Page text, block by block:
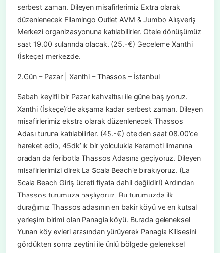
serbest zaman. Dileyen misafirlerimiz Extra olarak
düzenlenecek Filamingo Outlet AVM & Jumbo Alışveriş
Merkezi organizasyonuna katılabilirler. Otele dönüşümüz
saat 19.00 sularında olacak. (25.-€) Geceleme Xanthi
(İskeçe) merkezde.
2.Gün – Pazar | Xanthi – Thassos – İstanbul
Sabah keyifli bir Pazar kahvaltısı ile güne başlıyoruz.
Xanthi (İskeçe)’de akşama kadar serbest zaman. Dileyen
misafirlerimiz ekstra olarak düzenlenecek Thassos
Adası turuna katılabilirler. (45.-€) otelden saat 08.00’de
hareket edip, 45dk’lık bir yolculukla Keramoti limanına
oradan da feribotla Thassos Adasına geçiyoruz. Dileyen
misafirlerimizi direk La Scala Beach’e bırakıyoruz. (La
Scala Beach Giriş ücreti fiyata dahil değildir!) Ardından
Thassos turumuza başlıyoruz. Bu turumuzda ilk
durağımız Thassos adasının en bakir köyü ve en kutsal
yerleşim birimi olan Panagia köyü. Burada geleneksel
Yunan köy evleri arasından yürüyerek Panagia Kilisesini
gördükten sonra zeytini ile ünlü bölgede geleneksel